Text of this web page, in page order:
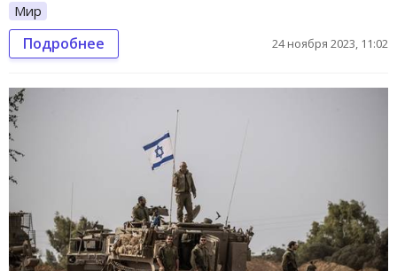
Мир
Подробнее 24 ноября 2023, 11:02